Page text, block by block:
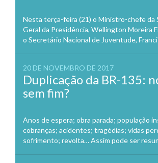
Nesta terça-feira (21) o Ministro-chefe da
Geral da Presidência, Wellington Moreira
o Secretário Nacional de Juventude,
20 DE NOVEMBRO DE 2017
Duplicação da BR-135:
sem fim?
Anos de espera; obra parada; população
cobranças; acidentes; tragédias; vidas
sofrimento; revolta… Assim pode ser